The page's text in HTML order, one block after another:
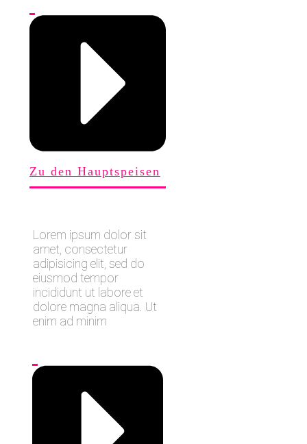
Zu den Hauptspeisen
Lorem ipsum dolor sit
amet, consectetur
adipisicing elit, sed do
eiusmod tempor
incididunt ut labore et
dolore magna aliqua. Ut
enim ad minim